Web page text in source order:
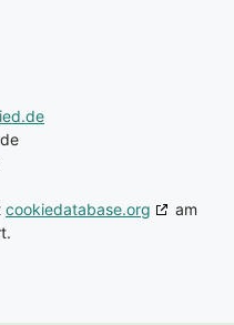
cookiedatabase.org
am